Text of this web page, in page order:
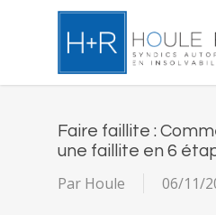
Faire faillite :
une faillite en 6
Par Houle 06/11/